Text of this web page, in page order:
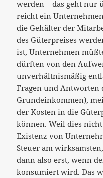
werden – das geht nur
reicht ein
die Gehälter der
des Güterpreises
ist, Unternehmen
dürften von den
unverhältnismäßig
Fragen und Antworten
Grundeinkommen),
der Kosten in die
können. Weil dies
Existenz von
Steuer am
dann also erst, wenn
konsumiert wird. Das